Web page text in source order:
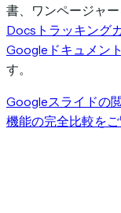
書、ワンページャ
Docsトラッキング
Googleドキュメン
す。
Googleスライドの
機能の完全比較をご